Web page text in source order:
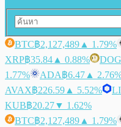
BTC฿2,127,489 ▲ 1.79%
XRP฿35.84 ▲ 0.88%
1.77%
ADA฿6.47 ▲
AVAX฿226.59 ▲ 5.52%
KUB฿20.27▼ 1.62%
BTC฿2,127,489 ▲ 1.79%